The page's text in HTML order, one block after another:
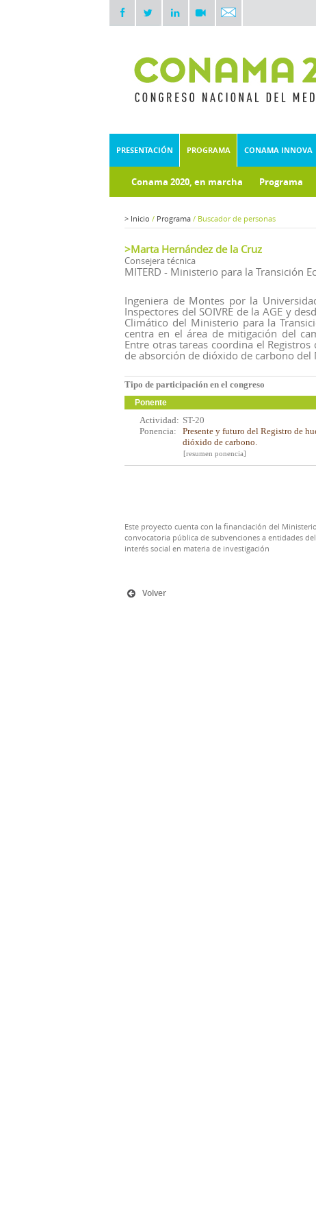
PRESENTACIÓN PROGRAMA CONAMA INNOVA
Conama 2020, en marcha Programa
> Inicio / Programa / Buscador de personas
>Marta Hernández de la Cruz
Consejera técnica
MITERD - Ministerio para la Transición
Ingeniera de Montes por la
Inspectores del SOIVRE de la AGE y
Climático del Ministerio para la
centra en el área de mitigación del
Entre otras tareas coordina el
de absorción de dióxido de carbono del
Tipo de participación en el congreso
Ponente
Actividad: ST-20
Ponencia:
Presente y futuro del Registro de
dióxido de carbono.
[resumen ponencia]
Este proyecto cuenta con la financiación del
convocatoria pública de subvenciones a entidades
interés social en materia de investigación
Volver